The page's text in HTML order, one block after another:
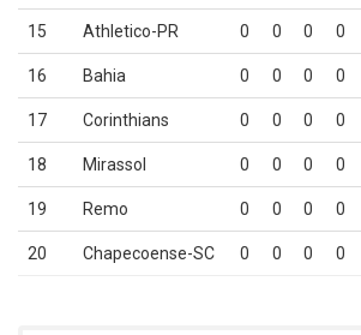
15 Athletico-PR 0 0 0 0
16 Bahia 0 0 0 0
17 Corinthians 0 0 0 0
18 Mirassol 0 0 0 0
19 Remo 0 0 0 0
20 Chapecoense-SC 0 0 0 0